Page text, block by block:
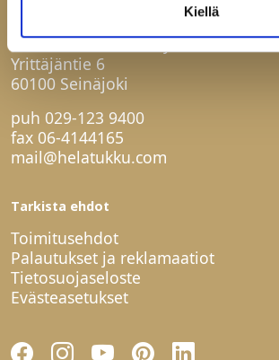
Kiellä
Helatukku Finland Oy
Yrittäjäntie 6
60100 Seinäjoki
puh 029-123 9400
fax 06-4144165
mail@helatukku.com
Tarkista ehdot
Toimitusehdot
Palautukset ja reklamaatiot
Tietosuojaseloste
Evästeasetukset